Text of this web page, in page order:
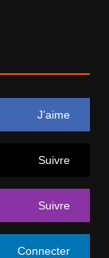
J’aime
Suivre
Suivre
Connecter